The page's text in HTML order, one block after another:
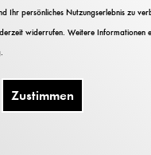
Ihr persönliches Nutzungserlebnis zu
widerrufen. Weitere Informationen
.
Zustimmen